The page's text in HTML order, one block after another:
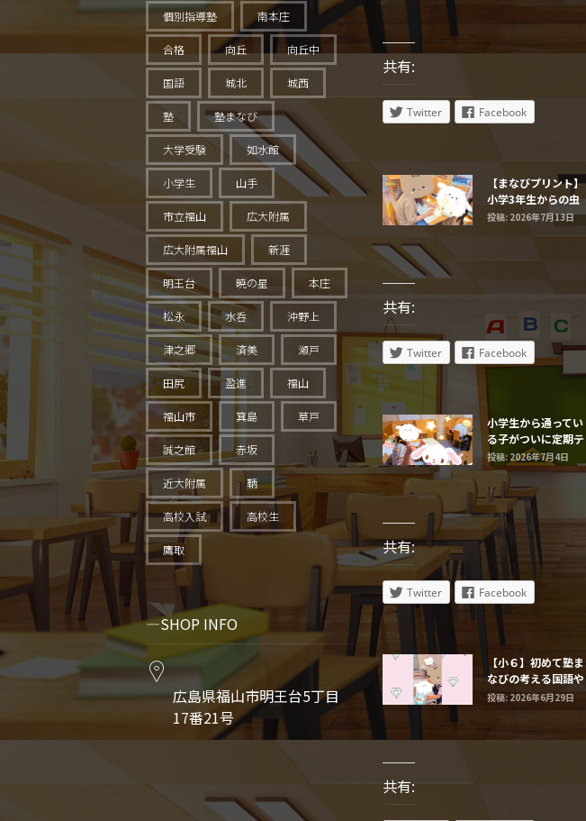
個別指導塾 南本庄
合格 向丘 向丘中
国語 城北 城西
塾 塾まなび
大学受験 如水館
小学生 山手
市立福山 広大附属
広大附属福山 新涯
明王台 暁の星 本庄
松永 水呑 沖野上
津之郷 済美 瀬戸
田尻 盈進 福山
福山市 箕島 草戸
誠之館 赤坂
近大附属 鞆
高校入試 高校生
鷹取
SHOP INFO
広島県福山市明王台5丁目
17番21号
共有:
Twitter Facebook
【まなびプリント】
小学3年生からの虫
食い算
投稿: 2026年7月13日
共有:
Twitter Facebook
小学生から通ってい
る子がついに定期テ
ストで最高得点だ
投稿: 2026年7月4日
共有:
Twitter Facebook
【小６】初めて塾ま
なびの考える国語や
まなび算数に触れる
投稿: 2026年6月29日
共有: